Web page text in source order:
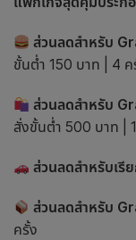
ส่วนลดสำหรับ
ขั้นต่ำ 150 บาท | 4 ค
ส่วนลดสำหรับ
สั่งขั้นต่ำ 500 บาท |
ส่วนลดสำหรับเรี
ส่วนลดสำหรับ
ครั้ง